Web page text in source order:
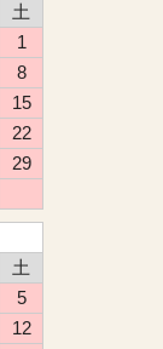
土
1
8
15
22
29
土
5
12